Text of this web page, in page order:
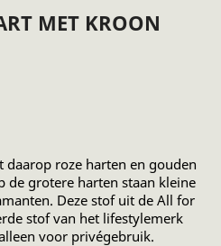
MET KROON
roze harten en gouden
de grotere harten staan kleine
Deze stof uit de All for
stof van het lifestylemerk
voor privégebruik.